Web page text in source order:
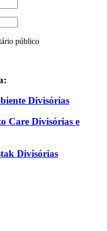
público
Divisórias
Care Divisórias e
Divisórias